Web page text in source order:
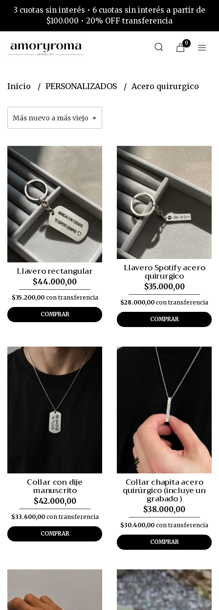
3 cuotas sin interés • 6 cuotas sin interés a partir de
$100.000 • 20% OFF transferencia
0
Inicio PERSONALIZADOS Acero quirurgico
Llavero rectangular
$44.000,00
$35.200,00con transferencia
COMPRAR
Llavero Spotify acero
quirurgico
$35.000,00
$28.000,00 con transferencia
COMPRAR
Collar con dije
manuscrito
$42.000,00
$33.600,00con transferencia
COMPRAR
Collar chapita acero
quirúrgico (incluye un
grabado )
$38.000,00
$30.400,00 con transferencia
COMPRAR